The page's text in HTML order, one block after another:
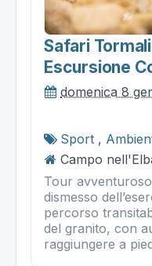
Safari
Escursione
domenica 8
Sport ,
Campo
Tour
dismesso
percorso
del granito, con
raggiungere a